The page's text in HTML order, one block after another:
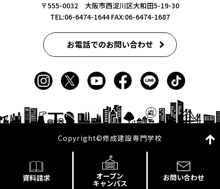
資料請求 オープン
キャンパス
お問い合わせ
〒555-0032 大阪市西淀川区大和田5-19-30
TEL:06-6474-1644FAX:06-6474-1687
お電話でのお問い合わせ
Copyright©修成建設専門学校